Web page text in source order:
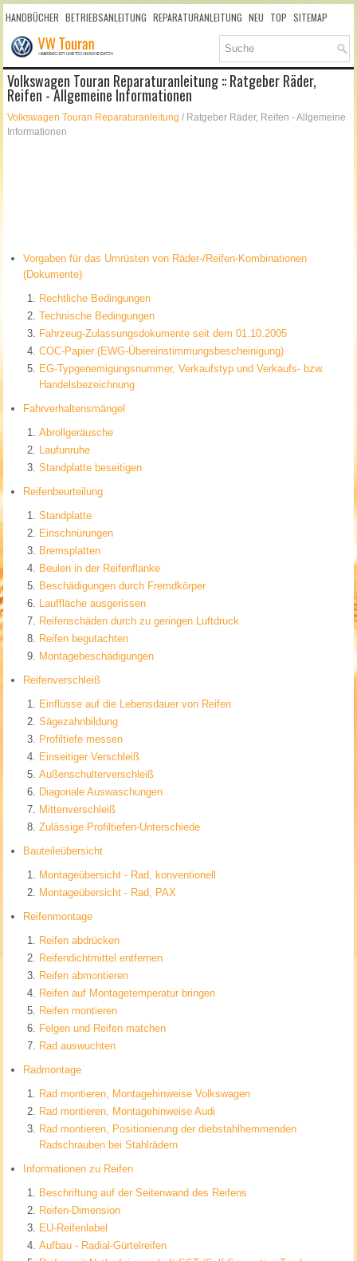
HANDBÜCHER BETRIEBSANLEITUNG REPARATURANLEITUNG NEU TOP SITEMAP
SUCHLAUF
Volkswagen Touran Reparaturanleitung :: Ratgeber Räder,
Reifen - Allgemeine Informationen
Volkswagen Touran Reparaturanleitung / Ratgeber Räder, Reifen - Allgemeine
Informationen
Vorgaben für das Umrüsten von Räder-/Reifen-Kombinationen
(Dokumente)
Rechtliche Bedingungen
Technische Bedingungen
Fahrzeug-Zulassungsdokumente seit dem 01.10.2005
COC-Papier (EWG-Übereinstimmungsbescheinigung)
EG-Typgenemigungsnummer, Verkaufstyp und Verkaufs- bzw.
Handelsbezeichnung
Fahrverhaltensmängel
Abrollgeräusche
Laufunruhe
Standplatte beseitigen
Reifenbeurteilung
Standplatte
Einschnürungen
Bremsplatten
Beulen in der Reifenflanke
Beschädigungen durch Fremdkörper
Lauffläche ausgerissen
Reifenschäden durch zu geringen Luftdruck
Reifen begutachten
Montagebeschädigungen
Reifenverschleiß
Einflüsse auf die Lebensdauer von Reifen
Sägezahnbildung
Profiltiefe messen
Einseitiger Verschleiß
Außenschulterverschleiß
Diagonale Auswaschungen
Mittenverschleiß
Zulässige Profiltiefen-Unterschiede
Bauteileübersicht
Montageübersicht - Rad, konventionell
Montageübersicht - Rad, PAX
Reifenmontage
Reifen abdrücken
Reifendichtmittel entfernen
Reifen abmontieren
Reifen auf Montagetemperatur bringen
Reifen montieren
Felgen und Reifen matchen
Rad auswuchten
Radmontage
Rad montieren, Montagehinweise Volkswagen
Rad montieren, Montagehinweise Audi
Rad montieren, Positionierung der diebstahlhemmenden
Radschrauben bei Stahlrädern
Informationen zu Reifen
Beschriftung auf der Seitenwand des Reifens
Reifen-Dimension
EU-Reifenlabel
Aufbau - Radial-Gürtelreifen